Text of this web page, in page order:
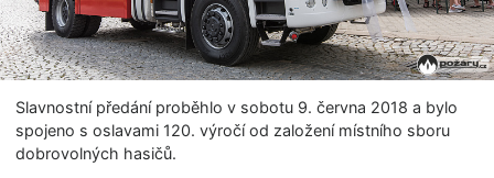
Slavnostní předání proběhlo v sobotu 9. června 2018 a bylo
spojeno s oslavami 120. výročí od založení místního sboru
dobrovolných hasičů.